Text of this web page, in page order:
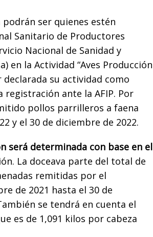
ser quienes estén
Sanitario de Productores
Nacional de Sanidad y
en la Actividad “Aves Producción
declarada su actividad como
registración ante la AFIP. Por
pollos parrilleros a faena
y el 30 de diciembre de 2022.
será determinada con base en el
La doceava parte del total de
remitidas por el
de 2021 hasta el 30 de
se tendrá en cuenta el
es de 1,091 kilos por cabeza